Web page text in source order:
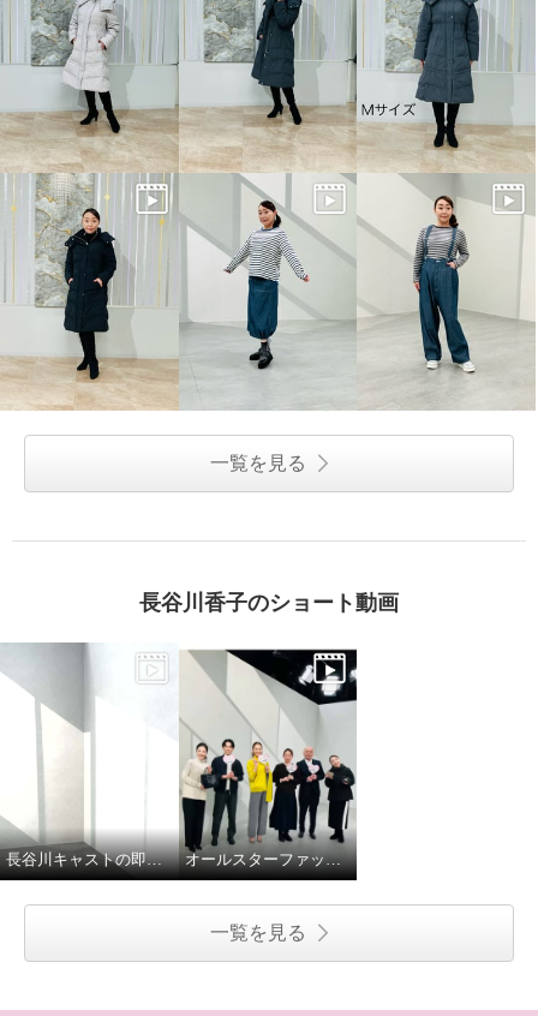
一覧を見る
長谷川香子のショート動画
長谷川キャストの即興ダンス オールスターファッションデイ！
一覧を見る